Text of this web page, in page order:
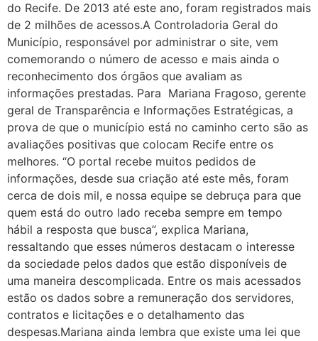
do Recife. De 2013 até este ano, foram registrados mais
de 2 milhões de acessos.A Controladoria Geral do
Município, responsável por administrar o site, vem
comemorando o número de acesso e mais ainda o
reconhecimento dos órgãos que avaliam as
informações prestadas. Para Mariana Fragoso, gerente
geral de Transparência e Informações Estratégicas, a
prova de que o município está no caminho certo são as
avaliações positivas que colocam Recife entre os
melhores. “O portal recebe muitos pedidos de
informações, desde sua criação até este mês, foram
cerca de dois mil, e nossa equipe se debruça para que
quem está do outro lado receba sempre em tempo
hábil a resposta que busca”, explica Mariana,
ressaltando que esses números destacam o interesse
da sociedade pelos dados que estão disponíveis de
uma maneira descomplicada. Entre os mais acessados
estão os dados sobre a remuneração dos servidores,
contratos e licitações e o detalhamento das
despesas.Mariana ainda lembra que existe uma lei que